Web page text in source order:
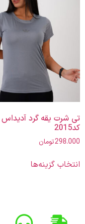
تی شرت یقه گرد آدیداس
کد2015
298.000تومان
انتخاب گزینه‌ها